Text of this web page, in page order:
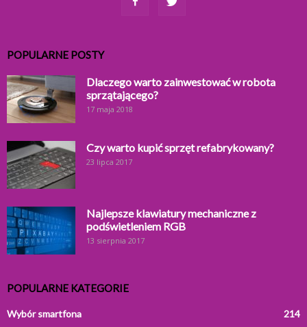
POPULARNE POSTY
Dlaczego warto zainwestować w robota
sprzątającego?
17 maja 2018
Czy warto kupić sprzęt refabrykowany?
23 lipca 2017
Najlepsze klawiatury mechaniczne z
podświetleniem RGB
13 sierpnia 2017
POPULARNE KATEGORIE
Wybór smartfona
214